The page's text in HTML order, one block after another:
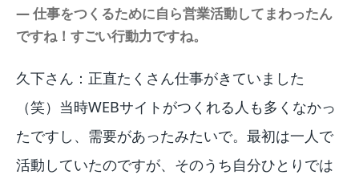
― 仕事をつくるために自ら営業活動してまわったん
ですね！すごい行動力ですね。
久下さん：正直たくさん仕事がきていました
（笑）当時WEBサイトがつくれる人も多くなかっ
たですし、需要があったみたいで。最初は一人で
活動していたのですが、そのうち自分ひとりでは